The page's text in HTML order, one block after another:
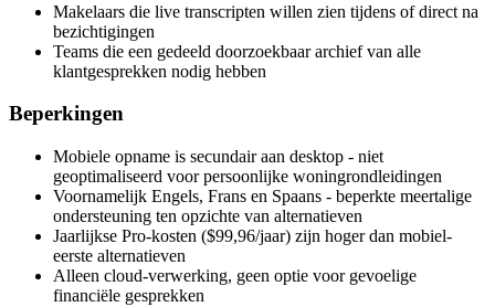
Makelaars die live transcripten willen zien tijdens of direct na
bezichtigingen
Teams die een gedeeld doorzoekbaar archief van alle
klantgesprekken nodig hebben
Beperkingen
Mobiele opname is secundair aan desktop - niet
geoptimaliseerd voor persoonlijke woningrondleidingen
Voornamelijk Engels, Frans en Spaans - beperkte meertalige
ondersteuning ten opzichte van alternatieven
Jaarlijkse Pro-kosten ($99,96/jaar) zijn hoger dan mobiel-
eerste alternatieven
Alleen cloud-verwerking, geen optie voor gevoelige
financiële gesprekken